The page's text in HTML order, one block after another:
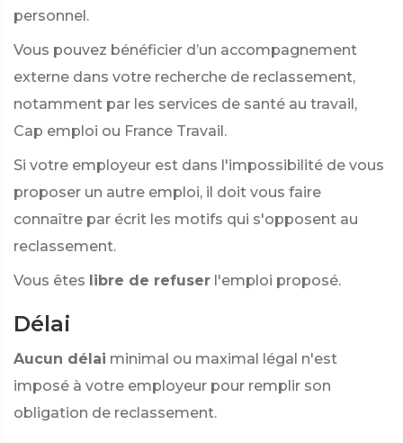
personnel.
Vous pouvez bénéficier d’un accompagnement
externe dans votre recherche de reclassement,
notamment par les services de santé au travail,
Cap emploi ou France Travail.
Si votre employeur est dans l'impossibilité de vous
proposer un autre emploi, il doit vous faire
connaître par écrit les motifs qui s'opposent au
reclassement.
Vous êtes libre de refuser l'emploi proposé.
Délai
Aucun délai minimal ou maximal légal n'est
imposé à votre employeur pour remplir son
obligation de reclassement.